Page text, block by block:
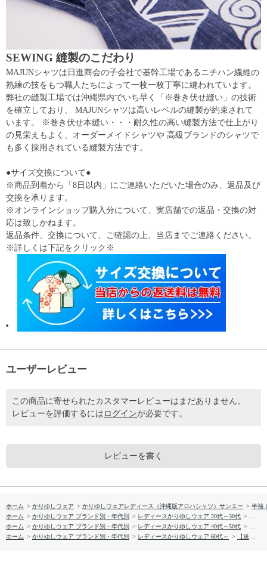
SEWING 縫製のこだわり
MAJUNシャツは日進商会の子会社で基幹工場であるニチハン繊維の
熟練の技をもつ職人たちによって一枚一枚丁寧に縫われています。
弊社の縫製工場では沖縄県内でいち早く「※巻き伏せ縫い」の技術
を確立しており、 MAJUNシャツは高いレベルの縫製が約束されて
います。 ※巻き伏せ本縫い・・・耐久性の高い縫製方法で仕上がり
の見栄えもよく、オーダーメイドシャツや 高級ブランドのシャツで
も多く採用されている縫製方法です。
●サイズ交換について●
※商品到着から「8日以内」にご連絡いただいた場合のみ、返品及び
交換を承ります。
※オンラインショップ購入分について、実店舗での返品・交換の対
応は致しかねます。
返品条件、交換について、ご確認の上、当店までご連絡ください。
※詳しくは下記をクリック※
ユーザーレビュー
この商品に寄せられたカスタマーレビューはまだありません。
レビューを評価するには ログインが必要です。
レビューを書く
ホーム > かりゆしウェア > かりゆしウェアレディース（沖縄版アロハシャツ）サンエー > 半袖
ホーム > かりゆしウェア ブランド別・年代別 > レディースかりゆしウェア 20代～30代
ホーム > かりゆしウェア ブランド別・年代別 > レディースかりゆしウェア 40代～50代
ホーム > かりゆしウェア ブランド別・年代別 > レディースかりゆしウェア 60代～ > 【送料無料】フィッシュドロップス柄 かりゆしウェア GEL19013S L